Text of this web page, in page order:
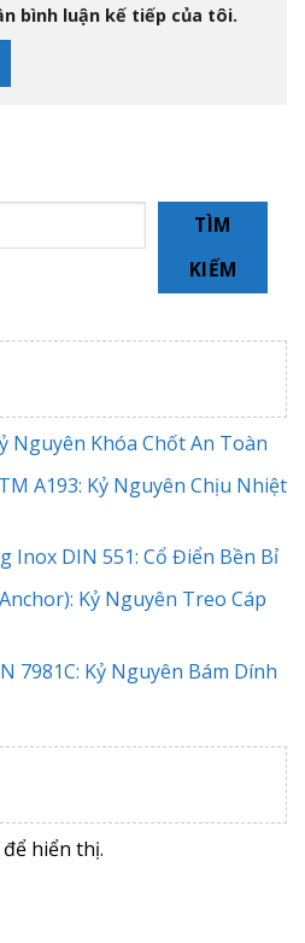
bình luận kế tiếp của tôi.
TÌM
KIẾM
Nguyên Khóa Chốt An Toàn
A193: Kỷ Nguyên Chịu Nhiệt
Inox DIN 551: Cổ Điển Bền Bỉ
Kỷ Nguyên Treo Cáp
7981C: Kỷ Nguyên Bám Dính
hiển thị.